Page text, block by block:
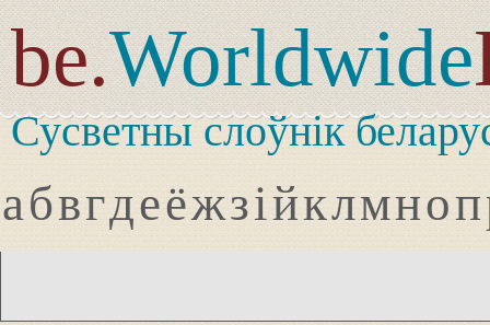
be.Worldwide
Сусветны слоўнік
абвгдеёжзійклмноп